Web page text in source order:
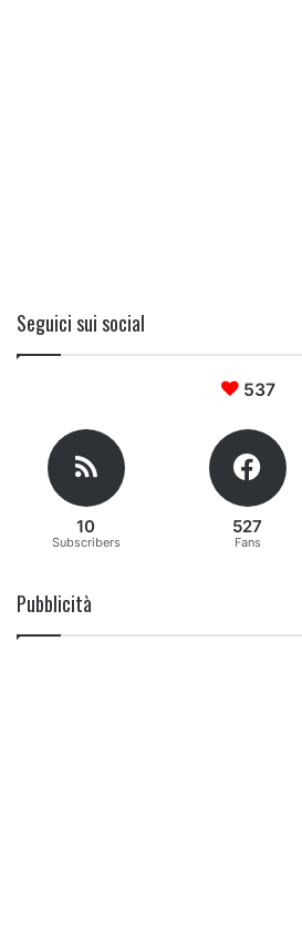
Seguici sui social
537
10
Subscribers
527
Fans
Pubblicità